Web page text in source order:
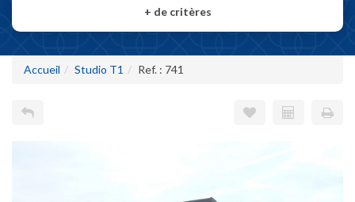
+ de critères
Accueil Studio T1 Ref. : 741